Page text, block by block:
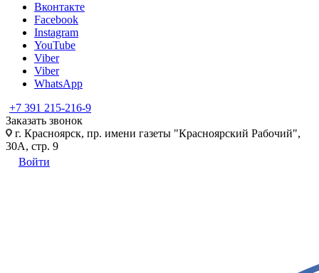
Вконтакте
Facebook
Instagram
YouTube
Viber
Viber
WhatsApp
+7 391 215-216-9
Заказать звонок
г. Красноярск, пр. имени газеты "Красноярский Рабочий",
30А, стр. 9
Войти